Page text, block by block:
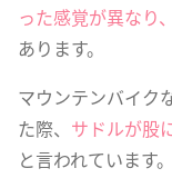
った感覚が異なり
あります。
マウンテンバイク
た際、 サドルが股
と言われています。